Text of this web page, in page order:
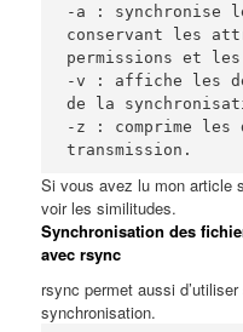
-a : synchronise
conservant les
permissions et
-v : affiche les
de la
-z : comprime les
transmission.
Si vous avez lu mon article
voir les similitudes.
Synchronisation des
avec rsync
rsync permet aussi
synchronisation.